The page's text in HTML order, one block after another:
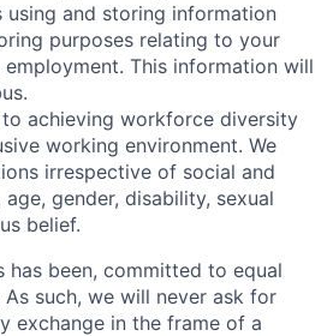
using and storing information
purposes relating to your
This information will
achieving workforce diversity
working environment. We
irrespective of social and
gender, disability, sexual
belief.
has been, committed to equal
such, we will never ask for
exchange in the frame of a